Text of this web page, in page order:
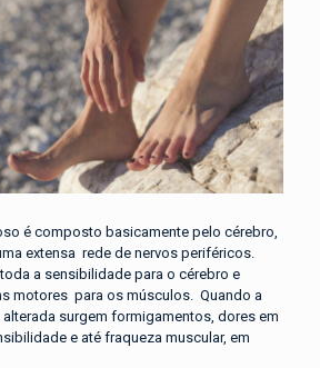
é composto basicamente pelo cérebro,
extensa rede de nervos periféricos.
a sensibilidade para o cérebro e
motores para os músculos. Quando a
surgem formigamentos, dores em
e até fraqueza muscular, em